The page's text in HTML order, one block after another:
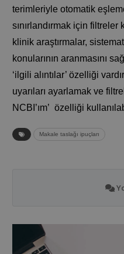
terimleriyle otomatik
sınırlandırmak için filtreler
klinik araştırmalar,
konularının aranmasını
‘ilgili alıntılar’ özelliği
uyarıları ayarlamak ve
NCBI’ım’ özelliği
Makale taslağı ipuçları